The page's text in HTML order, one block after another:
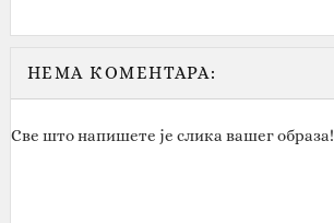
НЕМА КОМЕНТАРА:
Све што напишете је слика вашег образа!